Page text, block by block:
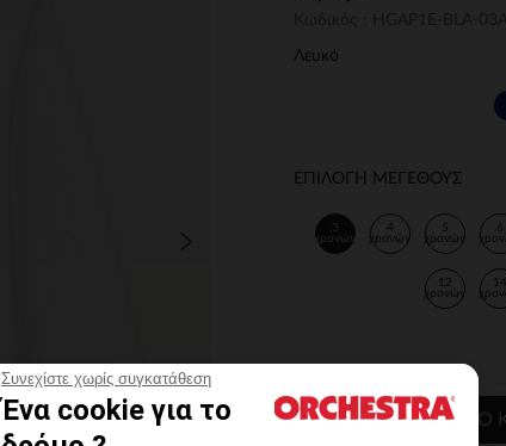
Συνεχίστε χωρίς συγκατάθεση
Ένα cookie για το
Λευκό
ΕΠΙΛΟΓΗ ΜΕΓΕΘΟΥΣ
3
χρονών
4
χρονών
5
χρονών
6
12
χρονών
14
ΠΡΟΣΘΉΚΗ ΣΤΟ